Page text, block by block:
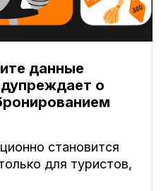
данные
о
становится
для туристов,